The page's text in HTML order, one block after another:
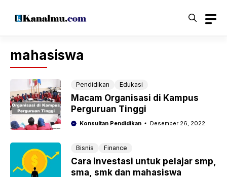
mahasiswa
Pendidikan Edukasi
Macam Organisasi di Kampus
Perguruan Tinggi
Konsultan Pendidikan Desember 26, 2022
Bisnis Finance
Cara investasi untuk pelajar smp,
sma, smk dan mahasiswa